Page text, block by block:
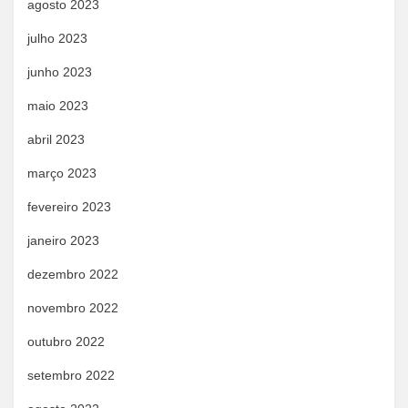
agosto 2023
julho 2023
junho 2023
maio 2023
abril 2023
março 2023
fevereiro 2023
janeiro 2023
dezembro 2022
novembro 2022
outubro 2022
setembro 2022